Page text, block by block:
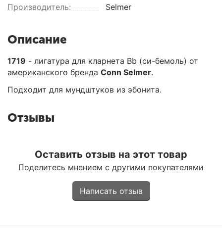
Производитель: Selmer
Описание
1719 - лигатура для кларнета Bb (си-бемоль) от
американского бренда Conn Selmer.
Подходит для мундштуков из эбонита.
Отзывы
Оставить отзыв на этот товар
Поделитесь мнением с другими покупателями
Написать отзыв